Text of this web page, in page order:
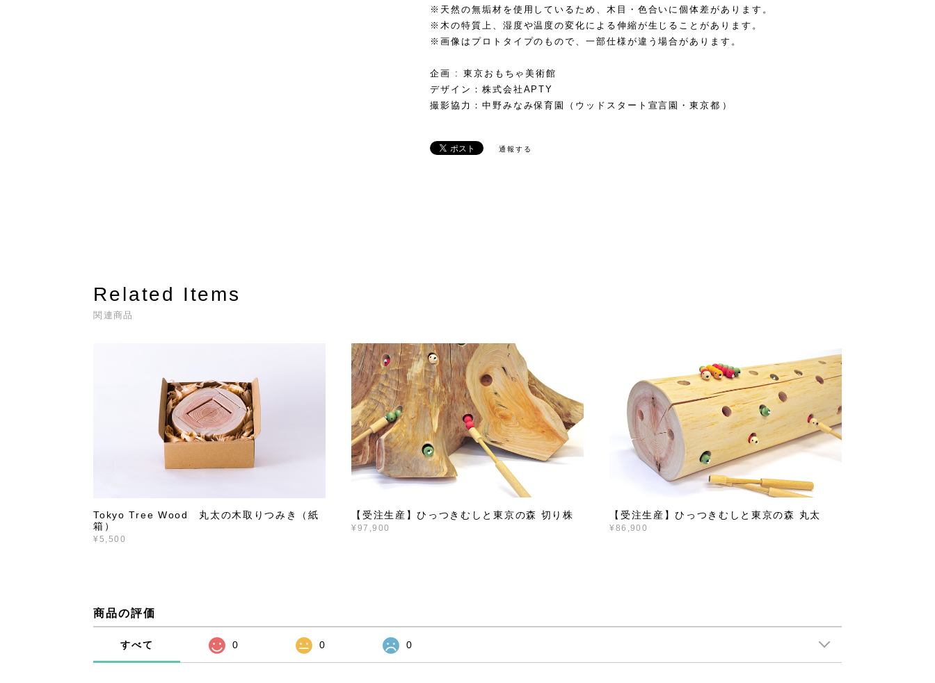
※天然の無垢材を使用しているため、木目・色合いに個体差があります。
※木の特質上、湿度や温度の変化による伸縮が生じることがあります。
※画像はプロトタイプのもので、一部仕様が違う場合があります。
企画 : 東京おもちゃ美術館
デザイン：株式会社APTY
撮影協力：中野みなみ保育園（ウッドスタート宣言園・東京都）
通報する
Related Items
関連商品
Tokyo Tree Wood 丸太の木取りつみき（紙
箱）
¥5,500
【受注生産】ひっつきむしと東京の森 切り株
¥97,900
【受注生産】ひっつきむしと東京の森 丸太
¥86,900
商品の評価
すべて 0 0 0